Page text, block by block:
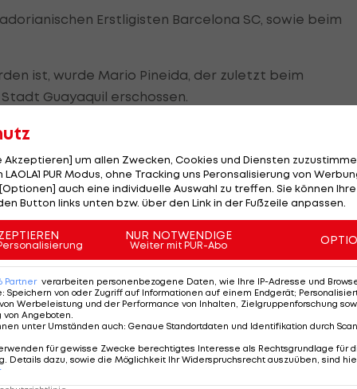
Erstligisten Barcelona SC, sowie beim
ist, wurde Mario Pineida, der zuletzt beim
Guayaquil erschossen.
de Futbol bestätigt dabei sein Ableben, ebenso der
müssen, dass wir offiziell über den Tod unseres
Ereignis, das nach einem Angriff auf ihn geschah."
Straße angegriffen und durch Schüsse tödlich
alt.
Akzeptieren] um allen Zwecken, Cookies und Diensten
PUR Modus, ohne Tracking uns Peronsalisierung von
auch eine individuelle Auswahl zu treffen. Sie können
Button links unten bzw. über den Link in der Fußzeile anpassen.
NUR NOTWENDIGE
Weiter mit PUR-Abo
Partner verarbeiten personenbezogene Daten, wie Ihre IP-Adresse und
: Speichern von oder Zugriff auf Informationen auf einem Endgerät;
Werbeleistung und der Performance von Inhalten, Zielgruppenforschung
von Angeboten.
unter Umständen auch: Genaue Standortdaten und Identifikation durch
für gewisse Zwecke berechtigtes Interesse als Rechtsgrundlage für
Details dazu, sowie die Möglichkeit Ihr Widerspruchsrecht auszuüben, sind